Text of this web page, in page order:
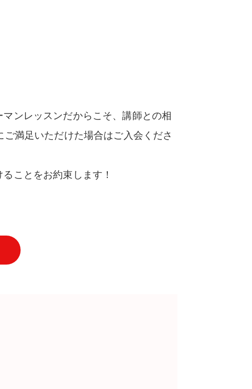
ンレッスンだからこそ、講師との相
満足いただけた場合はご入会くださ
ことをお約束します！